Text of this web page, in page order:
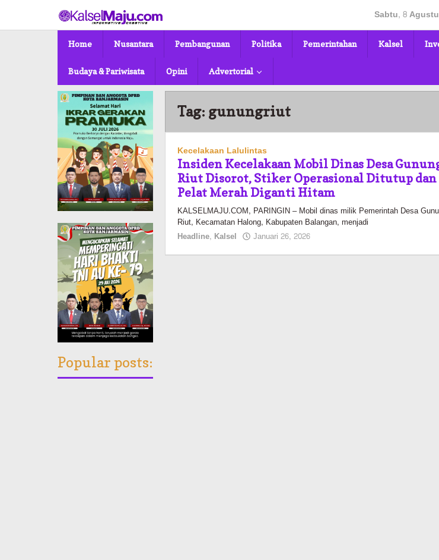
konten
Sabtu, 8
Home Nusantara Pembangunan Politika Pemerintahan Kalsel
Budaya & Pariwisata Opini Advertorial
Popular posts:
Tag: gunungriut
Kecelakaan Lalulintas
Insiden Kecelakaan Mobil Dinas Desa
Riut Disorot, Stiker Operasional Ditutup dan
Pelat Merah Diganti Hitam
KALSELMAJU.COM, PARINGIN – Mobil dinas milik Pemerintah Desa
Riut, Kecamatan Halong, Kabupaten Balangan, menjadi
Headline, Kalsel Januari 26, 2026